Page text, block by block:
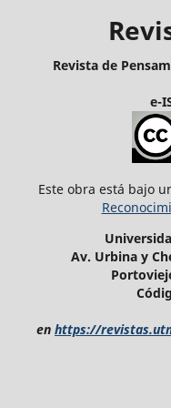
Revista de
e-
Este obra está bajo
Av. Urbina y
en https://